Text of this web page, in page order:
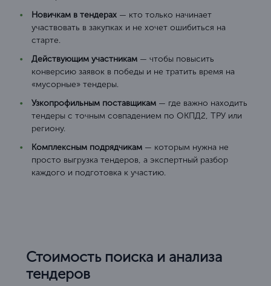
Новичкам в тендерах — кто только начинает
участвовать в закупках и не хочет ошибиться на
старте.
Действующим участникам — чтобы повысить
конверсию заявок в победы и не тратить время на
«мусорные» тендеры.
Узкопрофильным поставщикам — где важно находить
тендеры с точным совпадением по ОКПД2, ТРУ или
региону.
Комплексным подрядчикам — которым нужна не
просто выгрузка тендеров, а экспертный разбор
каждого и подготовка к участию.
Стоимость поиска и анализа
тендеров